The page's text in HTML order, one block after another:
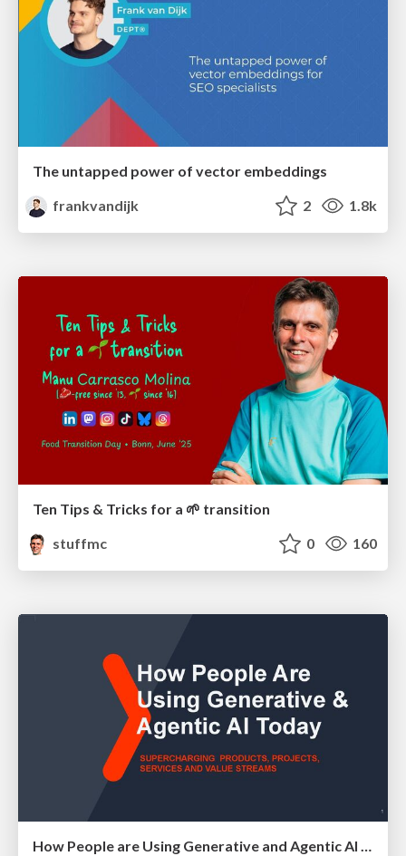
The untapped power of vector embeddings
frankvandijk
2 1.8k
Ten Tips & Tricks for a 🌱 transition
stuffmc
0 160
How People are Using Generative and Agentic AI to Supercharge Their Products, Projects, Services and Value Streams Today